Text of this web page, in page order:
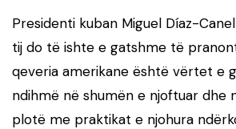
Presidenti kuban Miguel Díaz-
tij do të ishte e gatshme të
qeveria amerikane është vërtet e
ndihmë në shumën e njoftuar dhe
plotë me praktikat e njohura